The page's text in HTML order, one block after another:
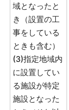
域となったと
き（設置の工
事をしている
ときも含む）
(3)指定地域内
に設置してい
る施設が特定
施設となった